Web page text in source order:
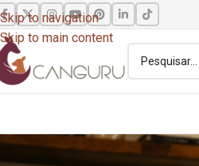
Skip to navigation
Skip to main content